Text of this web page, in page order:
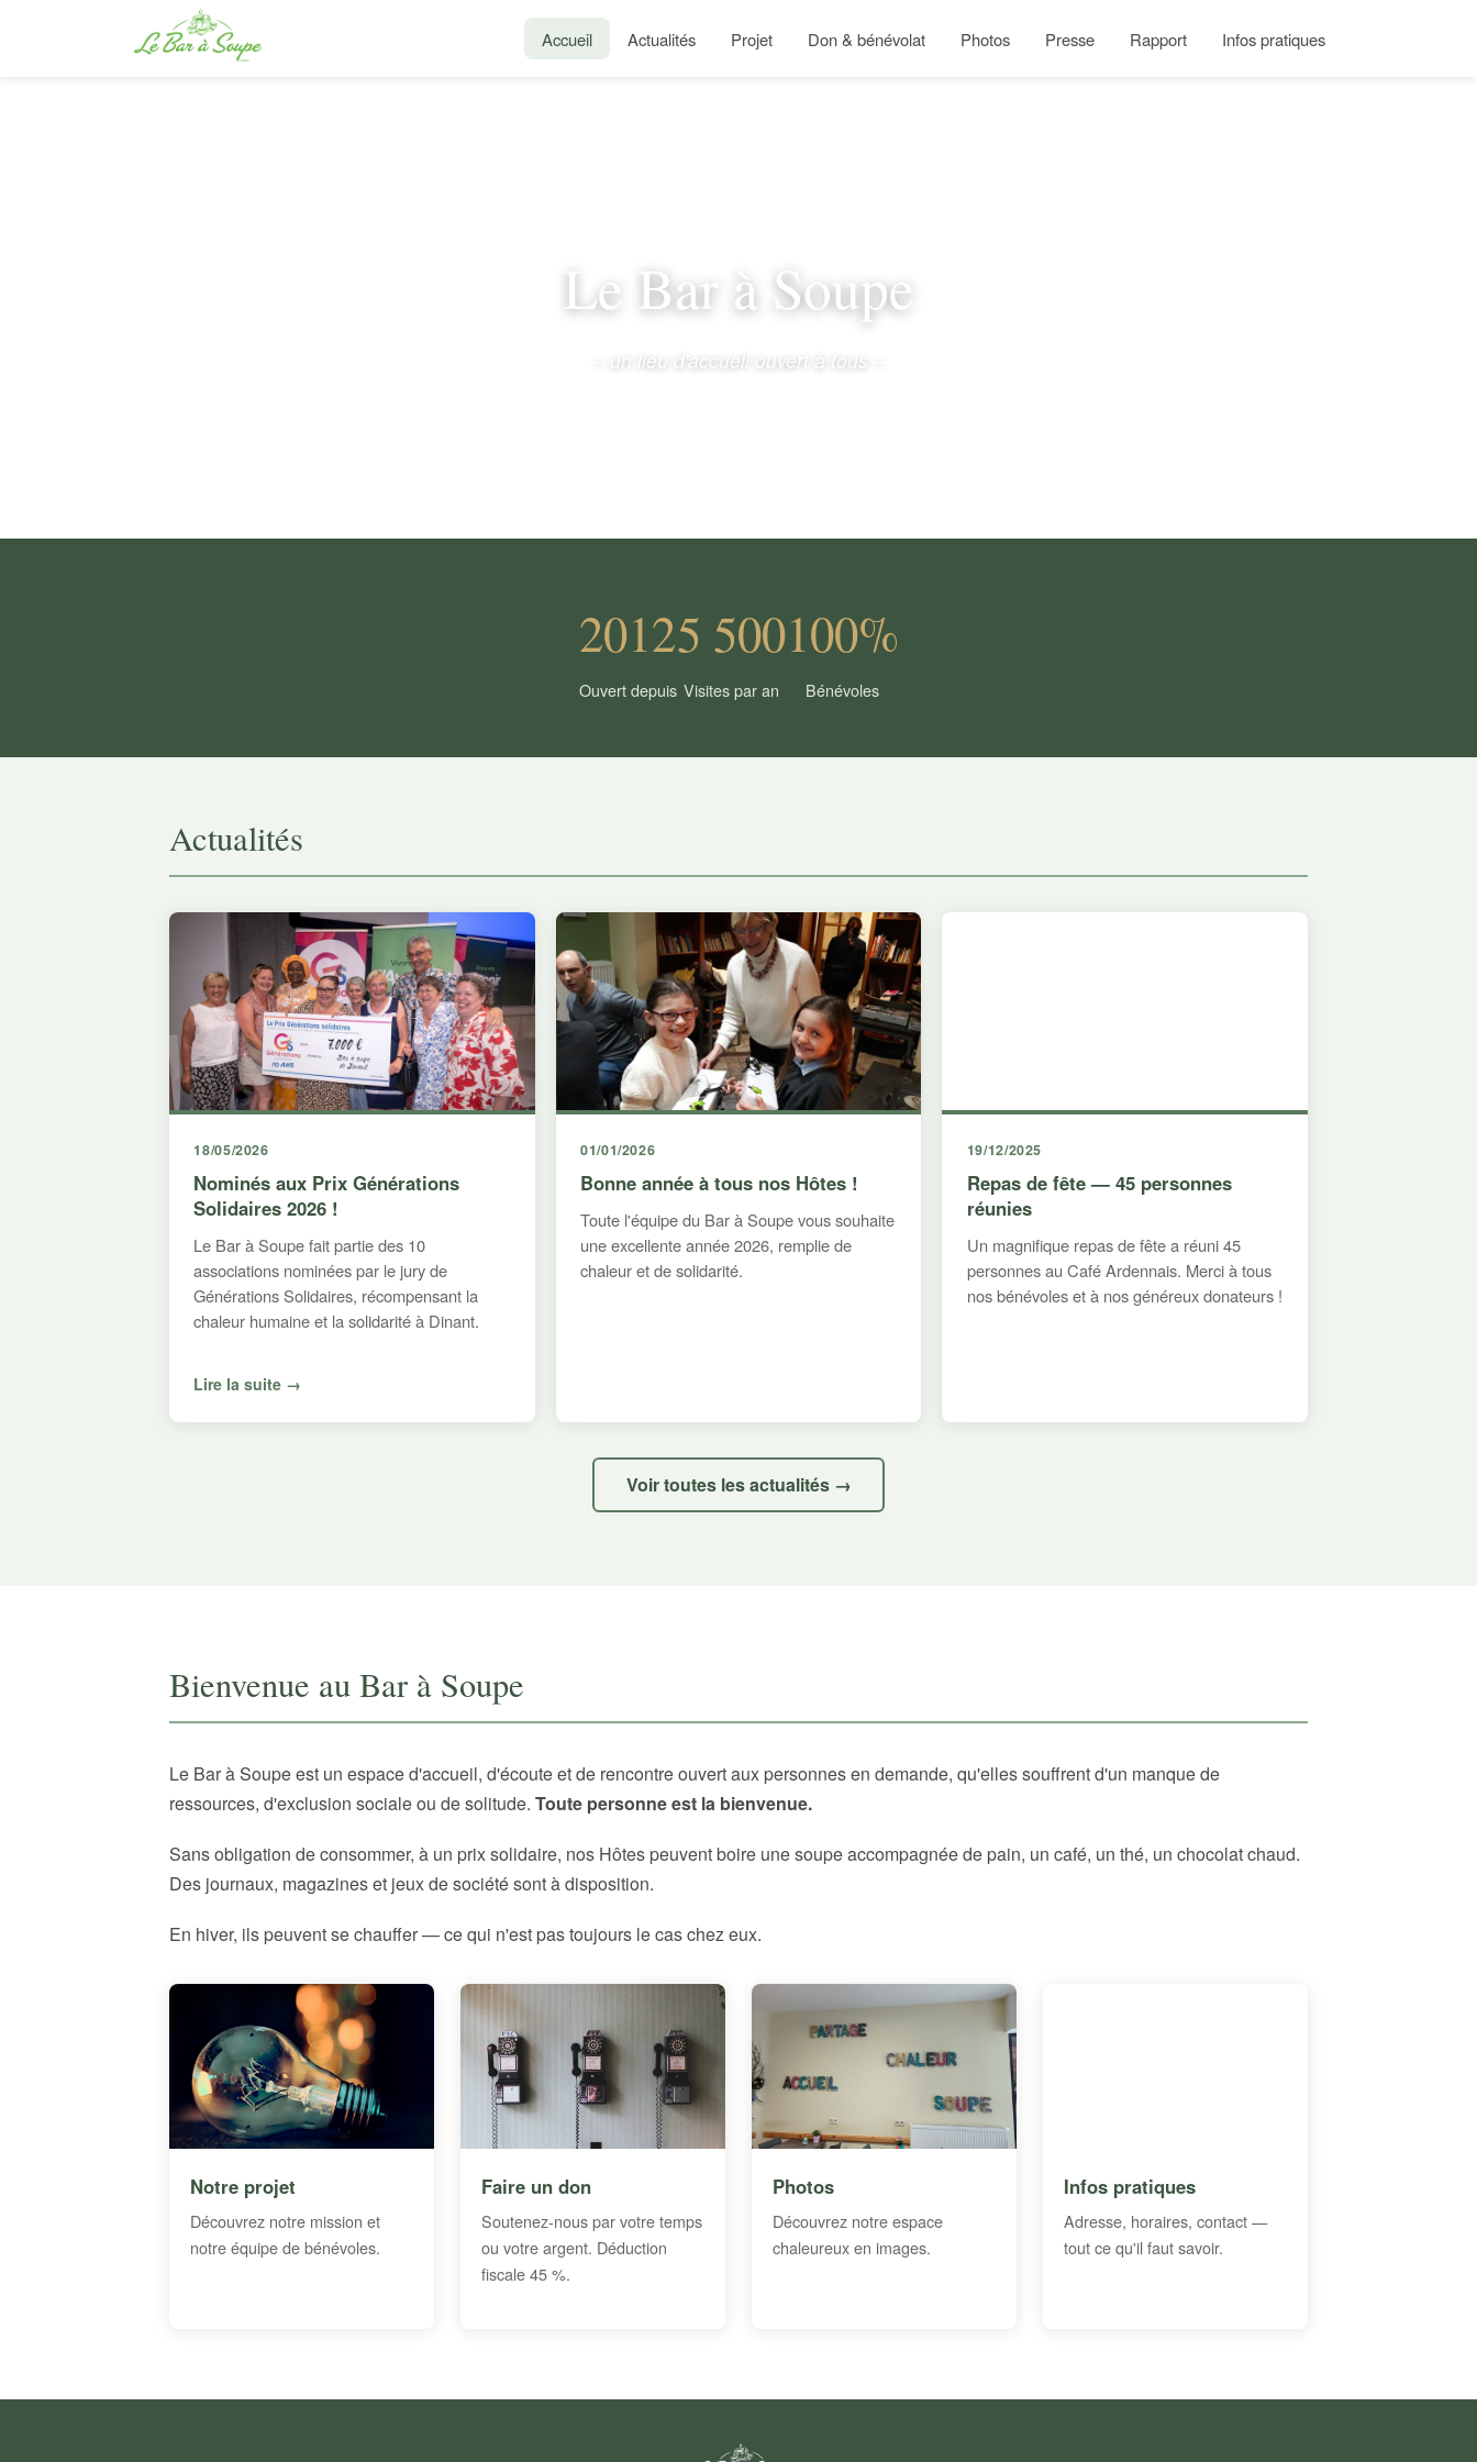
Accueil Actualités Projet Don & bénévolat Photos Presse Rapport Infos pratiques
Le Bar à Soupe
– un lieu d'accueil ouvert à tous –
2012
Ouvert depuis
5 500
Visites par an
100%
Bénévoles
Actualités
18/05/2026
Nominés aux Prix Générations
Solidaires 2026 !
Le Bar à Soupe fait partie des 10
associations nominées par le jury de
Générations Solidaires, récompensant la
chaleur humaine et la solidarité à Dinant.
Lire la suite →
01/01/2026
Bonne année à tous nos Hôtes !
Toute l'équipe du Bar à Soupe vous souhaite
une excellente année 2026, remplie de
chaleur et de solidarité.
19/12/2025
Repas de fête — 45 personnes
réunies
Un magnifique repas de fête a réuni 45
personnes au Café Ardennais. Merci à tous
nos bénévoles et à nos généreux donateurs !
Voir toutes les actualités →
Bienvenue au Bar à Soupe
Le Bar à Soupe est un espace d'accueil, d'écoute et de rencontre ouvert aux personnes en demande, qu'elles souffrent d'un manque de
ressources, d'exclusion sociale ou de solitude. Toute personne est la bienvenue.
Sans obligation de consommer, à un prix solidaire, nos Hôtes peuvent boire une soupe accompagnée de pain, un café, un thé, un chocolat chaud.
Des journaux, magazines et jeux de société sont à disposition.
En hiver, ils peuvent se chauffer — ce qui n'est pas toujours le cas chez eux.
Notre projet
Découvrez notre mission et
notre équipe de bénévoles.
Faire un don
Soutenez-nous par votre temps
ou votre argent. Déduction
fiscale 45 %.
Photos
Découvrez notre espace
chaleureux en images.
Infos pratiques
Adresse, horaires, contact —
tout ce qu'il faut savoir.